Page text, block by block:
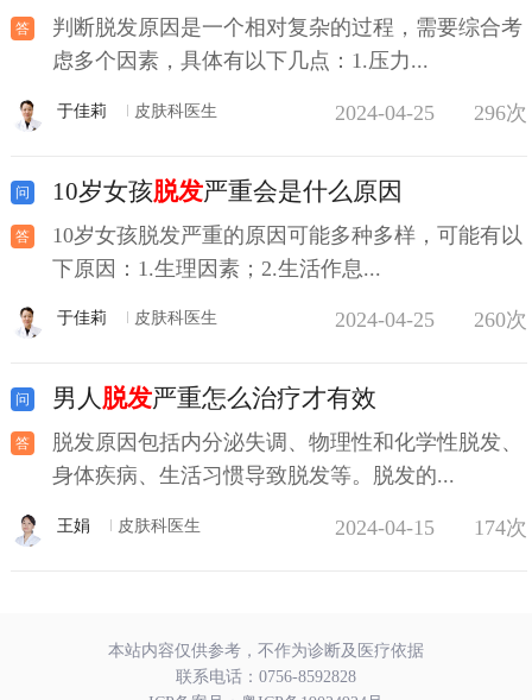
判断脱发原因是一个相对复杂的过程，需要综合考
虑多个因素，具体有以下几点：1.压力...
于佳莉 皮肤科医生 2024-04-25 296次
10岁女孩脱发严重会是什么原因
10岁女孩脱发严重的原因可能多种多样，可能有以
下原因：1.生理因素；2.生活作息...
于佳莉 皮肤科医生 2024-04-25 260次
男人脱发严重怎么治疗才有效
脱发原因包括内分泌失调、物理性和化学性脱发、
身体疾病、生活习惯导致脱发等。脱发的...
王娟 皮肤科医生 2024-04-15 174次
本站内容仅供参考，不作为诊断及医疗依据
联系电话： 0756-8592828